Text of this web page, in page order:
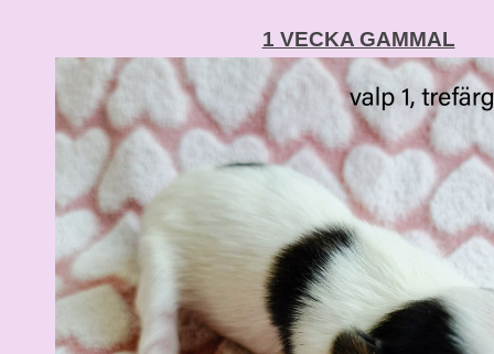
1 VECKA GAMMAL